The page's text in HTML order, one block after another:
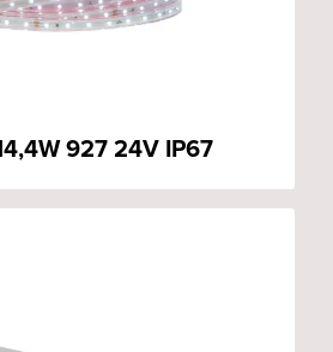
927 24V IP67